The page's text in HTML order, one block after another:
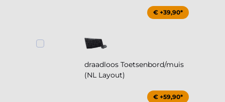
€ +39,90*
draadloos Toetsenbord/muis
(NL Layout)
€ +59,90*